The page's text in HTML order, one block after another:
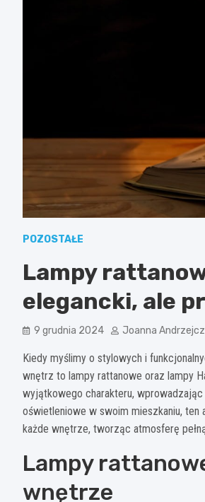
POZOSTAŁE
Lampy
elegancki, ale
9 grudnia 2024 Joanna
Kiedy myślimy o stylowych i
wnętrz to lampy rattanowe oraz lampy
wyjątkowego charakteru,
oświetleniowe w swoim mieszkaniu, ten
każde wnętrze, tworząc atmosferę
Lampy
wnętrze